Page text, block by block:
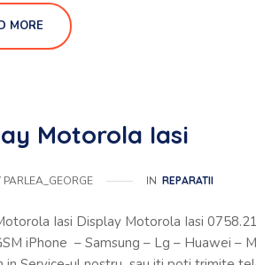
MORE
Motorola Iasi
PARLEA_GEORGE IN REPARATII
Iasi Display Motorola Iasi
iPhone – Samsung – Lg – Huawei